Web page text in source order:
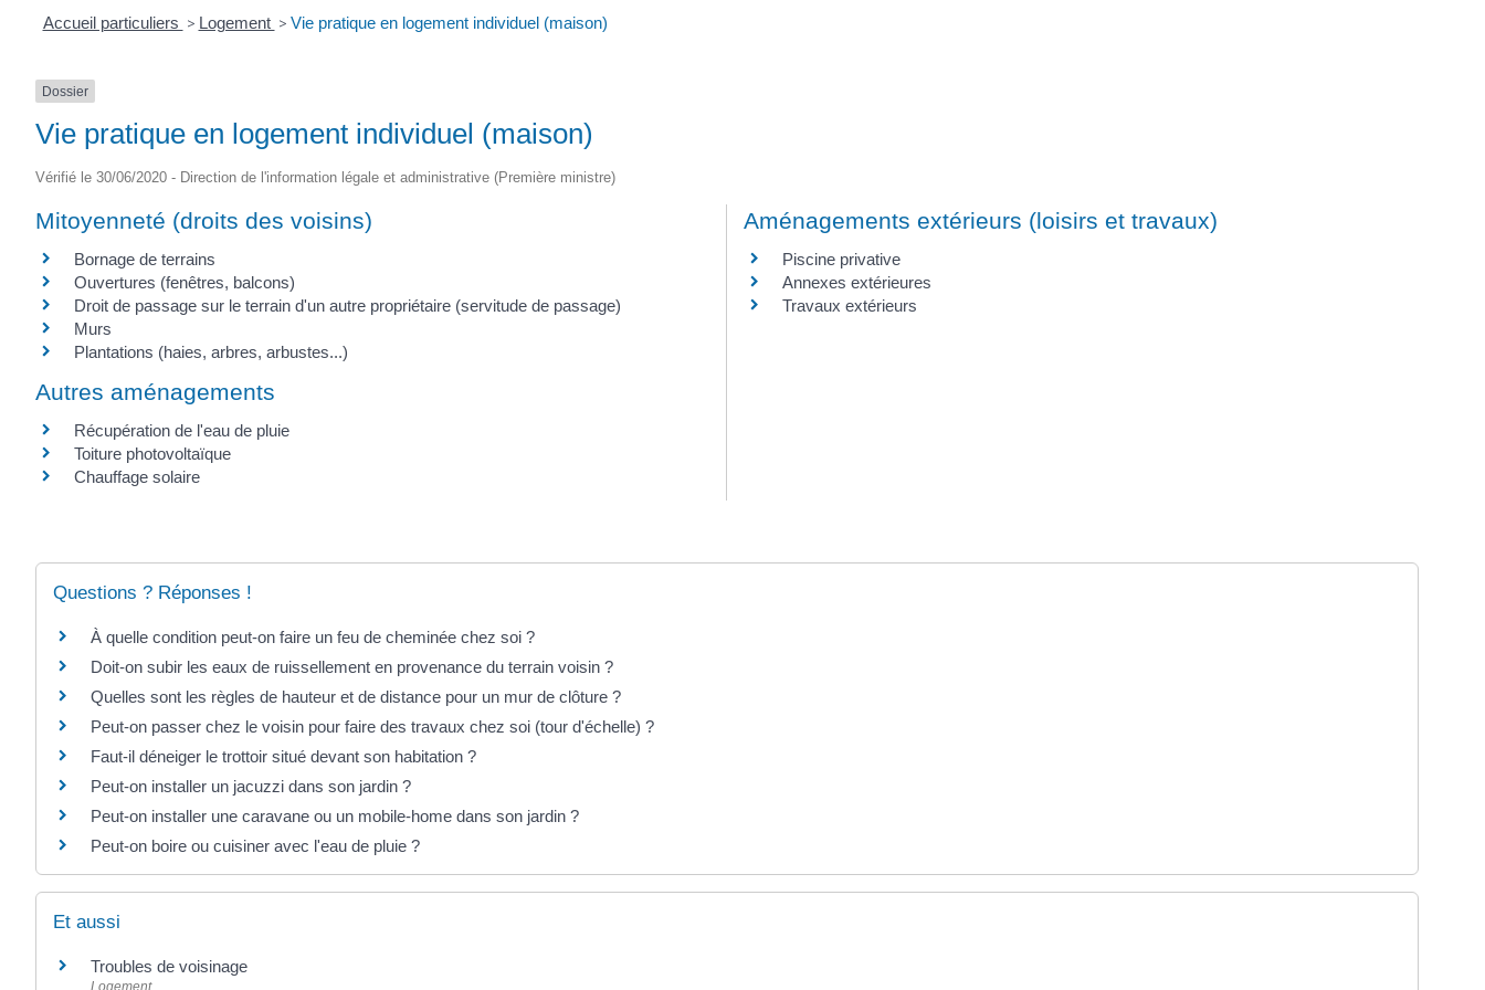
Accueil particuliers > Logement > Vie pratique en logement individuel (maison)
Dossier
Vie pratique en logement individuel (maison)
Vérifié le 30/06/2020 - Direction de l'information légale et administrative (Première ministre)
Mitoyenneté (droits des voisins)
Bornage de terrains
Ouvertures (fenêtres, balcons)
Droit de passage sur le terrain d'un autre propriétaire (servitude de passage)
Murs
Plantations (haies, arbres, arbustes...)
Aménagements extérieurs (loisirs et travaux)
Piscine privative
Annexes extérieures
Travaux extérieurs
Autres aménagements
Récupération de l'eau de pluie
Toiture photovoltaïque
Chauffage solaire
Questions ? Réponses !
À quelle condition peut-on faire un feu de cheminée chez soi ?
Doit-on subir les eaux de ruissellement en provenance du terrain voisin ?
Quelles sont les règles de hauteur et de distance pour un mur de clôture ?
Peut-on passer chez le voisin pour faire des travaux chez soi (tour d'échelle) ?
Faut-il déneiger le trottoir situé devant son habitation ?
Peut-on installer un jacuzzi dans son jardin ?
Peut-on installer une caravane ou un mobile-home dans son jardin ?
Peut-on boire ou cuisiner avec l'eau de pluie ?
Et aussi
Troubles de voisinage
Logement